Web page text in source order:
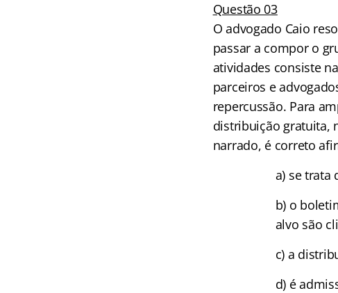
Questão 03
O advogado Caio
passar a compor o
atividades consiste
parceiros e
repercussão. Para
distribuição gratuita,
narrado, é correto
a) se trata
b) o
alvo são
c) a
d) é